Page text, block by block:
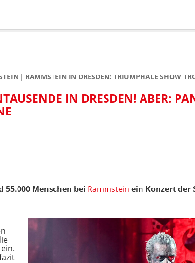
RAMMSTEIN IN DRESDEN: TRIUMPHALE SHOW
IN DRESDEN! ABER:
Menschen bei Rammstein ein Konzert der